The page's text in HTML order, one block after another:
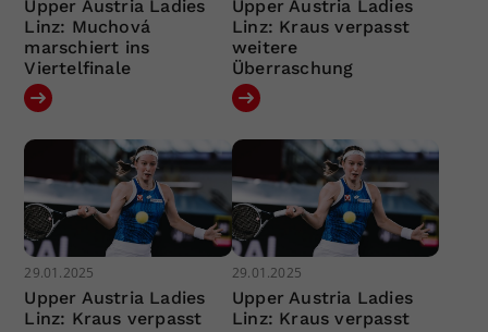
Upper Austria Ladies
Linz: Muchová
marschiert ins
Viertelfinale
Upper Austria Ladies
Linz: Kraus verpasst
weitere
Überraschung
29.01.2025
Upper Austria Ladies
Linz: Kraus verpasst
29.01.2025
Upper Austria Ladies
Linz: Kraus verpasst